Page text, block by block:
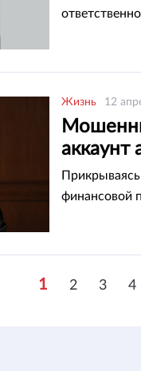
Жизнь 12
аккаунт
финансовой
1 2 3 4